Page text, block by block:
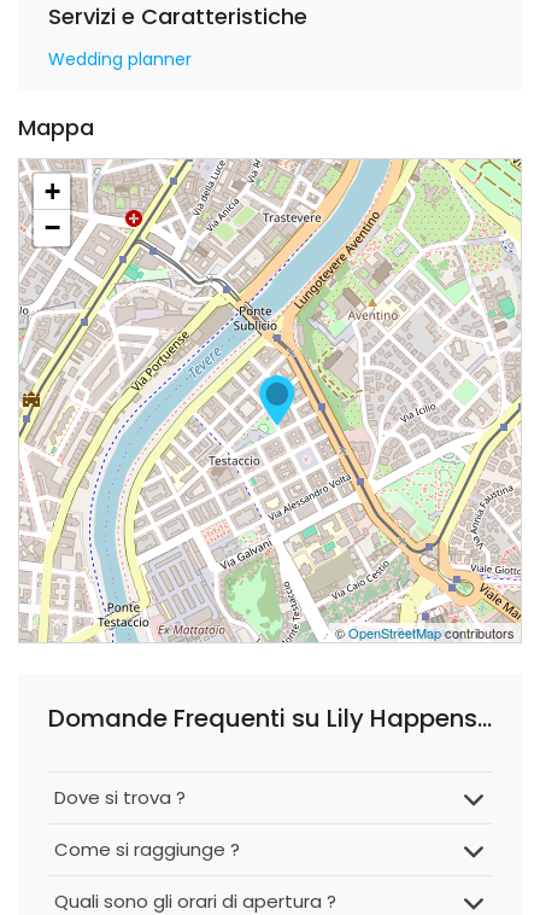
Servizi e Caratteristiche
Wedding planner
Mappa
+
−
©OpenStreetMapcontributors
Domande Frequenti su Lily Happens -Wedding And Event Planning
Dove si trova ?
Come si raggiunge ?
Quali sono gli orari di apertura ?